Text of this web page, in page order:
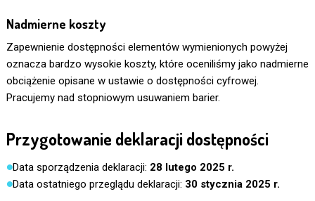
Nadmierne koszty
Zapewnienie dostępności elementów wymienionych powyżej
oznacza bardzo wysokie koszty, które oceniliśmy jako nadmierne
obciążenie opisane w ustawie o dostępności cyfrowej.
Pracujemy nad stopniowym usuwaniem barier.
Przygotowanie deklaracji dostępności
Data sporządzenia deklaracji: 28 lutego 2025 r.
Data ostatniego przeglądu deklaracji: 30 stycznia 2025 r.